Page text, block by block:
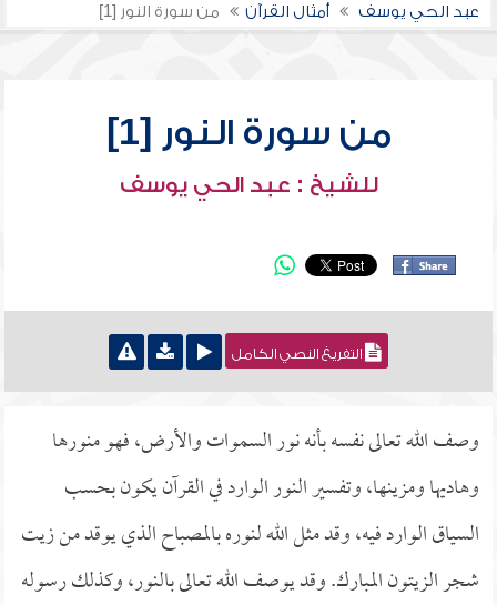
عبد الحي يوسف
أمثال القرآن من سورة النور [1]
من سورة النور [1]
للشيخ : عبد الحي يوسف
التفريغ النصي الكامل
وصف الله تعالى نفسه بأنه نور السموات والأرض، فهو منورها
وهاديها ومزينها، وتفسير النور الوارد في القرآن يكون بحسب
السياق الوارد فيه، وقد مثل الله لنوره بالمصباح الذي يوقد من زيت
شجر الزيتون المبارك. وقد يوصف الله تعالى بالنور، وكذلك رسوله